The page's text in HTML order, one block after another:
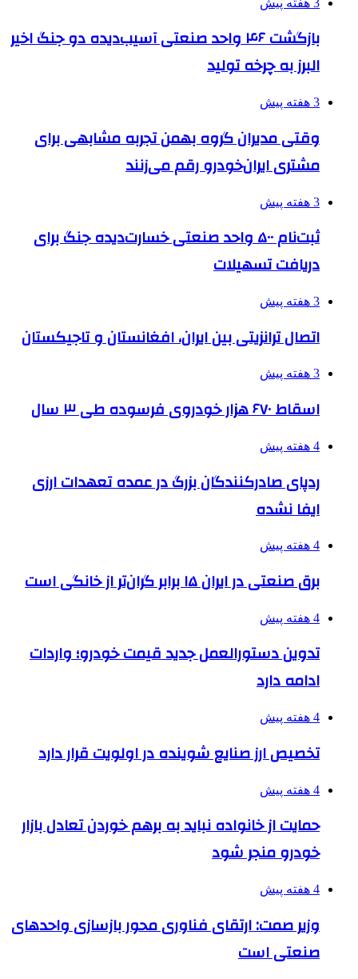
بازگشت ۴۶ واحد صنعتی آسیب‌دیده دو جنگ اخیر
البرز به چرخه تولید
3 هفته پیش
وقتی مدیران گروه بهمن تجربه مشابهی برای
مشتری ایران‌خودرو رقم می‌زنند
3 هفته پیش
ثبت‌نام ۵۰۰ واحد صنعتی خسارت‌دیده جنگ برای
دریافت تسهیلات
3 هفته پیش
اتصال ترانزیتی بین ایران، افغانستان و تاجیکستان
3 هفته پیش
اسقاط ۶۷۰ هزار خودروی فرسوده طی ۳ سال
4 هفته پیش
ردپای صادرکنندگان بزرگ در عمده تعهدات ارزی
ایفا نشده
4 هفته پیش
برق صنعتی در ایران ۱۵ برابر گران‌تر از خانگی است
4 هفته پیش
تدوین دستورالعمل جدید قیمت خودرو؛ واردات
ادامه دارد
4 هفته پیش
تخصیص ارز صنایع شوینده در اولویت قرار دارد
4 هفته پیش
حمایت از خانواده نباید به برهم خوردن تعادل بازار
خودرو منجر شود
4 هفته پیش
وزیر صمت: ارتقای فناوری محور بازسازی واحدهای
صنعتی است